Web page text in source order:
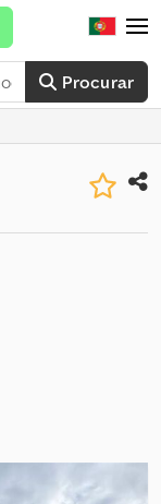
Procurar